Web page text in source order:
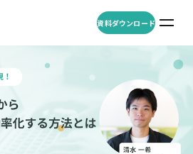
資料ダウンロード